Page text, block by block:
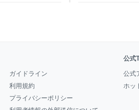
ガイドライン
利用規約
プライバシーポリシー
公式
公式
ホッ